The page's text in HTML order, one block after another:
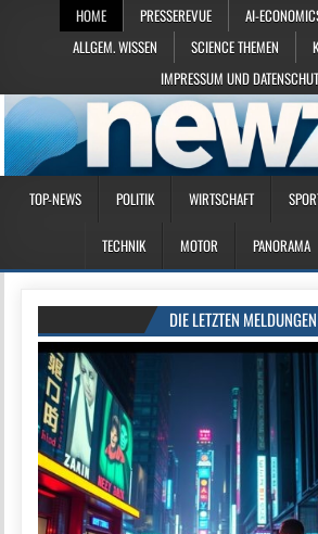
HOME PRESSEREVUE AI-
ALLGEM. WISSEN
SCIENCE THEMEN
IMPRESSUM UND
TOP-NEWS POLITIK WIRTSCHAFT
TECHNIK MOTOR PANORAMA
DIE LETZTEN MELDUNGEN